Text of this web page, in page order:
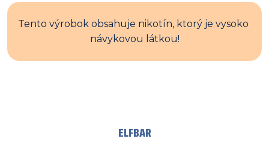
Tento výrobok obsahuje nikotín, ktorý je vysoko
návykovou látkou!
ELFBAR